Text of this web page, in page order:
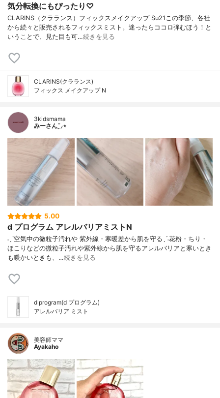
気分転換にもぴったり♡
CLARINS（クラランス）フィックスメイクアップ Su21この季節、各社
から続々と販売されるフィックスミスト。迷ったらココロ弾むほう！と
いうことで、見た目も可…続きを見る
CLARINS(クラランス)
フィックス メイクアップ N
3kidsmama
みーさん¨̮⸝⋆
5.00
d プログラム アレルバリアミストN
˗ˏˋ空気中の微粒子汚れや 紫外線・寒暖差から肌を守るˎˊ˗花粉・ちり・
ほこりなどの微粒子汚れや紫外線から肌を守るアレルバリアと寒いとき
も暖かいときも、…続きを見る
d program(d プログラム)
アレルバリア ミスト
美容師ママ
Ayakaho